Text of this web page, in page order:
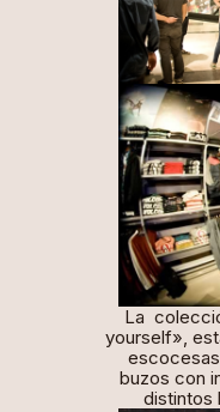
La
yourself»,
buzos con
distintos